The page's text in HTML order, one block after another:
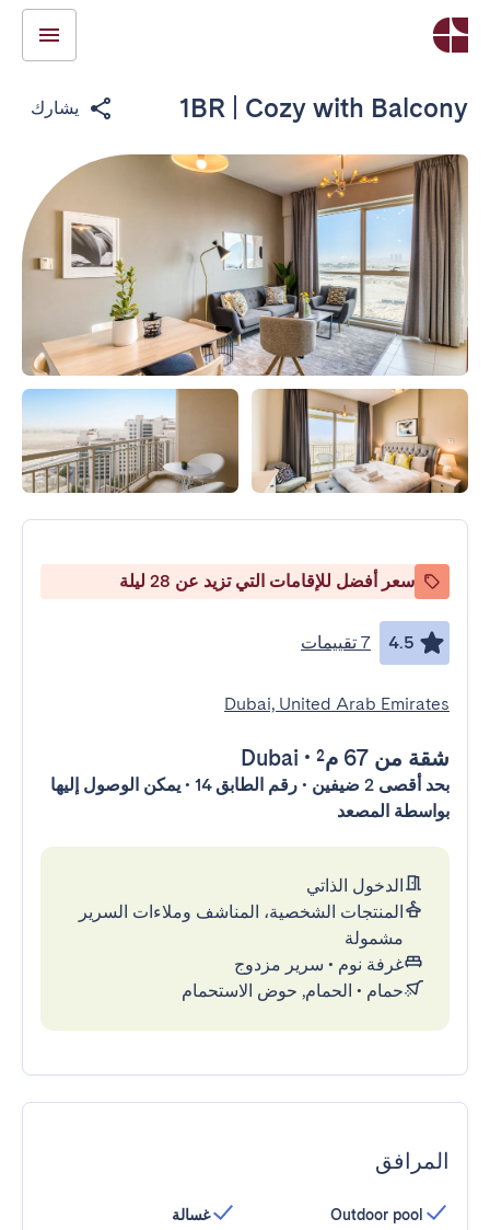
1BR | Cozy with Balcony يشارك
سعر أفضل للإقامات التي تزيد عن 28 ليلة
4.5 7 تقييمات
Dubai, United Arab Emirates
شقة من 67 م² •
Dubai
بحد أقصى 2 ضيفين • رقم الطابق 14 • يمكن الوصول إليها
بواسطة المصعد
الدخول الذاتي
المنتجات الشخصية، المناشف وملاءات السرير
مشمولة
غرفة نوم • سرير مزدوج
حمام • الحمام, حوض الاستحمام
المرافق
Outdoor pool
غسالة